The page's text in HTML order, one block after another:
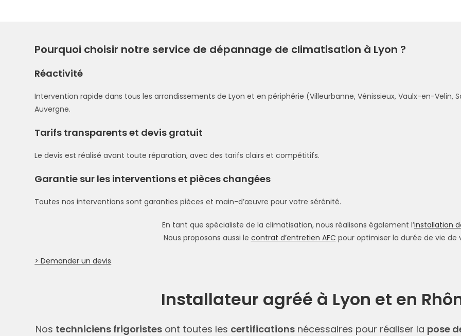
Pourquoi choisir notre service de dépannage de climatisation à Lyon ?
Réactivité
Intervention rapide dans tous les arrondissements de Lyon et en périphérie (Villeurbanne, Vénissieux, Vaulx-en-Velin,
Auvergne.
Tarifs transparents et devis gratuit
Le devis est réalisé avant toute réparation, avec des tarifs clairs et compétitifs.
Garantie sur les interventions et pièces changées
Toutes nos interventions sont garanties pièces et main-d’œuvre pour votre sérénité.
En tant que spécialiste de la climatisation, nous réalisons également l’installation
Nous proposons aussi le contrat d’entretien AFC pour optimiser la durée de vie
> Demander un devis
Installateur agréé à Lyon et en
Nos techniciens frigoristesont toutes les certificationsnécessaires pour réaliser la pose